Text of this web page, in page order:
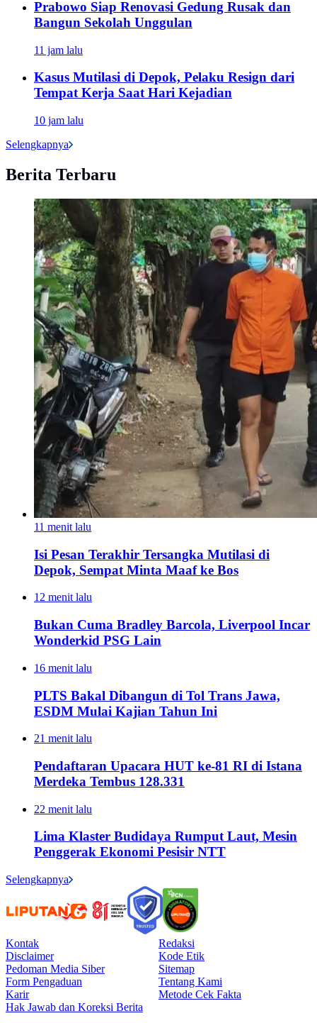
Prabowo Siap Renovasi Gedung Rusak dan
Bangun Sekolah Unggulan
11 jam lalu
Kasus Mutilasi di Depok, Pelaku Resign dari
Tempat Kerja Saat Hari Kejadian
10 jam lalu
Selengkapnya
Berita Terbaru
11 menit lalu
Isi Pesan Terakhir Tersangka Mutilasi di
Depok, Sempat Minta Maaf ke Bos
12 menit lalu
Bukan Cuma Bradley Barcola, Liverpool Incar
Wonderkid PSG Lain
16 menit lalu
PLTS Bakal Dibangun di Tol Trans Jawa,
ESDM Mulai Kajian Tahun Ini
21 menit lalu
Pendaftaran Upacara HUT ke-81 RI di Istana
Merdeka Tembus 128.331
22 menit lalu
Lima Klaster Budidaya Rumput Laut, Mesin
Penggerak Ekonomi Pesisir NTT
Selengkapnya
Kontak
Redaksi
Disclaimer
Kode Etik
Pedoman Media Siber
Sitemap
Form Pengaduan
Tentang Kami
Karir
Metode Cek Fakta
Hak Jawab dan Koreksi Berita